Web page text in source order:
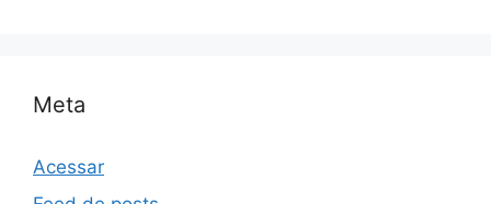
Meta
Acessar